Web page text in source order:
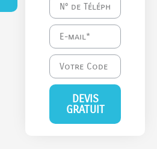
DEVIS
GRATUIT